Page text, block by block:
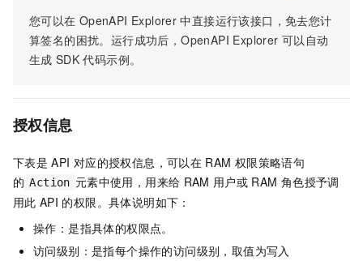
您可以在 OpenAPI Explorer 中直接运行该接口，免去您计
算签名的困扰。运行成功后，OpenAPI Explorer 可以自动
生成 SDK 代码示例。
授权信息
下表是 API 对应的授权信息，可以在 RAM 权限策略语句
的 Action 元素中使用，用来给 RAM 用户或 RAM 角色授予调
用此 API 的权限。具体说明如下：
操作：是指具体的权限点。
访问级别：是指每个操作的访问级别，取值为写入